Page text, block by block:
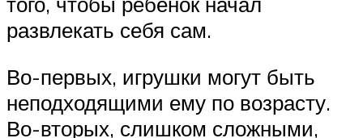
развлекать себя сам.
Во-первых, игрушки могут быть
неподходящими ему по возрасту.
Во-вторых, слишком сложными,